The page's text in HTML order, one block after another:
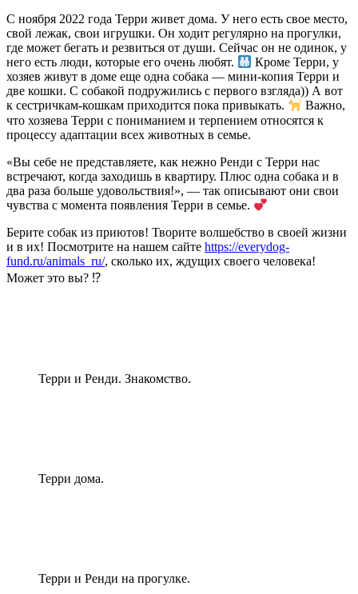
С ноября 2022 года Терри живет дома. У него есть свое место,
свой лежак, свои игрушки. Он ходит регулярно на прогулки,
где может бегать и резвиться от души. Сейчас он не одинок, у
него есть люди, которые его очень любят.
Кроме Терри, у
хозяев живут в доме еще одна собака — мини-копия Терри и
две кошки. С собакой подружились с первого взгляда)) А вот
к сестричкам-кошкам приходится пока привыкать.
Важно,
что хозяева Терри с пониманием и терпением относятся к
процессу адаптации всех животных в семье.
«Вы себе не представляете, как нежно Ренди с Терри нас
встречают, когда заходишь в квартиру. Плюс одна собака и в
два раза больше удовольствия!», — так описывают они свои
чувства с момента появления Терри в семье.
Берите собак из приютов! Творите волшебство в своей жизни
и в их! Посмотрите на нашем сайте https://everydog-
fund.ru/animals_ru/, сколько их, ждущих своего человека!
Может это вы? ⁉
Терри и Ренди. Знакомство.
Терри дома.
Терри и Ренди на прогулке.